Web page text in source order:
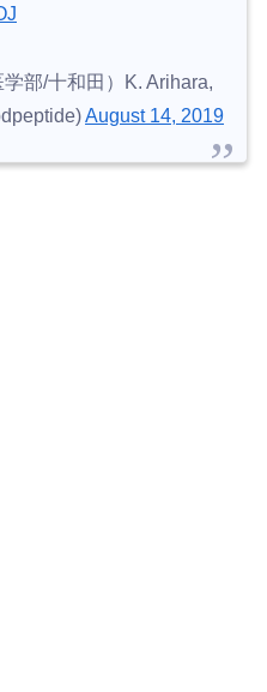
部/十和田）K. Arihara,
August 14, 2019